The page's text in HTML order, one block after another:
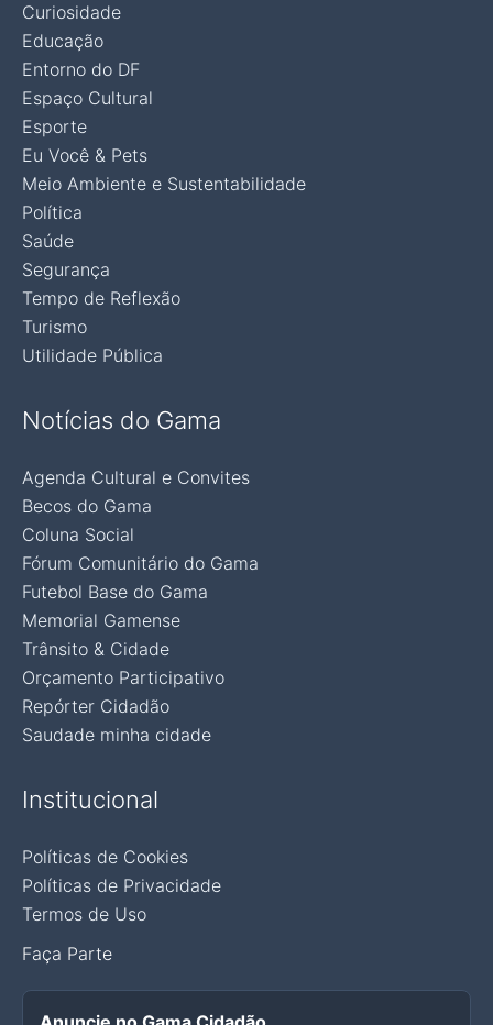
Curiosidade
Educação
Entorno do DF
Espaço Cultural
Esporte
Eu Você & Pets
Meio Ambiente e Sustentabilidade
Política
Saúde
Segurança
Tempo de Reflexão
Turismo
Utilidade Pública
Notícias do Gama
Agenda Cultural e Convites
Becos do Gama
Coluna Social
Fórum Comunitário do Gama
Futebol Base do Gama
Memorial Gamense
Trânsito & Cidade
Orçamento Participativo
Repórter Cidadão
Saudade minha cidade
Institucional
Políticas de Cookies
Políticas de Privacidade
Termos de Uso
Faça Parte